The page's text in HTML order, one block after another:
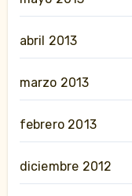
abril 2013
marzo 2013
febrero 2013
diciembre 2012